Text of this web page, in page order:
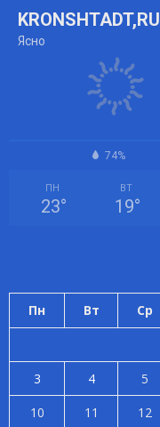
KRONSHTADT,RU
Ясно
74%
ПН
23°
ВТ
19°
Пн Вт Ср
3
4 5
10
11 12